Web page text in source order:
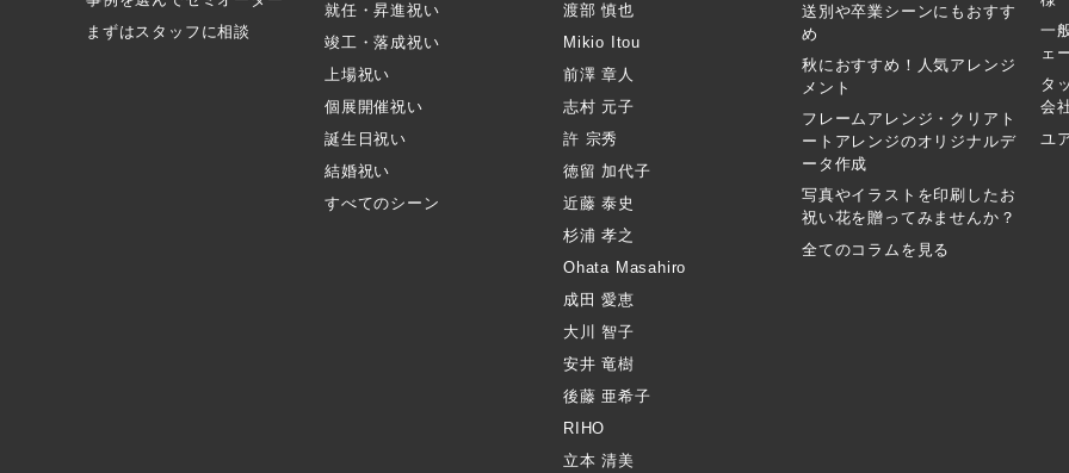
まずはスタッフに相談
就任・昇進祝い
竣工・落成祝い
上場祝い
個展開催祝い
誕生日祝い
結婚祝い
すべてのシーン
渡部 慎也
Mikio Itou
前澤 章人
志村 元子
許 宗秀
徳留 加代子
近藤 泰史
杉浦 孝之
Ohata Masahiro
成田 愛恵
大川 智子
安井 竜樹
後藤 亜希子
RIHO
立本 清美
送別や卒業シーンにもおすす
め
秋におすすめ！人気アレンジ
メント
フレームアレンジ・クリアト
ートアレンジのオリジナルデ
ータ作成
写真やイラストを印刷したお
祝い花を贈ってみませんか？
全てのコラムを見る
一
ェ
タ
会
ユ